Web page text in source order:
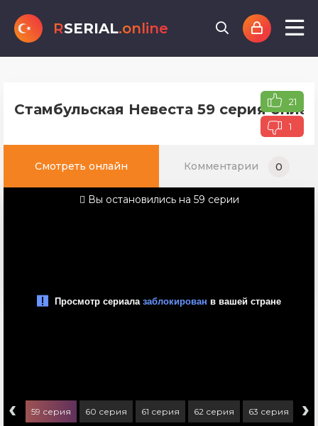
RSERIAL.online
Стамбульская Невеста 59 серия 21
1
Смотреть онлайн Комментарии 0
Вы остановились на 59 серии
‹ 59 серия 60 серия 61 серия 62 серия 63 серия 64
›